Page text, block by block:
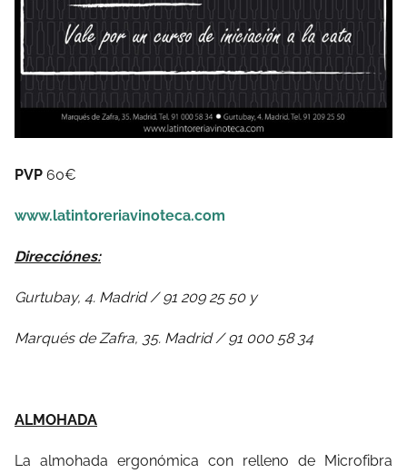
PVP 60€
www.latintoreriavinoteca.com
Direcciónes:
Gurtubay, 4. Madrid / 91 209 25 50 y
Marqués de Zafra, 35. Madrid / 91 000 58 34
ALMOHADA
La almohada ergonómica con relleno de Microfibra